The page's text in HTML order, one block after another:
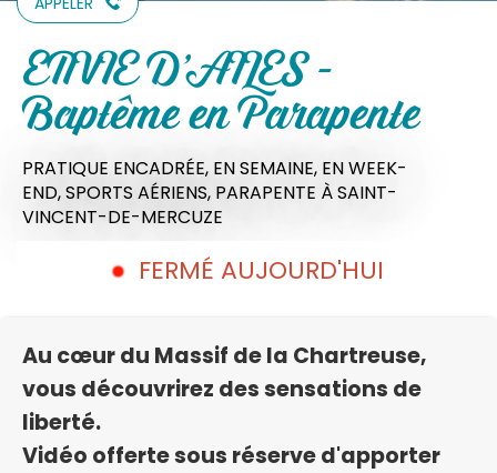
ENVIE D'AILES -
Baptême en Parapente
PRATIQUE ENCADRÉE, EN SEMAINE, EN WEEK-
END,SPORTS AÉRIENS, PARAPENTE À SAINT-
VINCENT-DE-MERCUZE
FERMÉ AUJOURD'HUI
Au cœur du Massif de la Chartreuse,
vous découvrirez des sensations de
liberté.
Vidéo offerte sous réserve d'apporter